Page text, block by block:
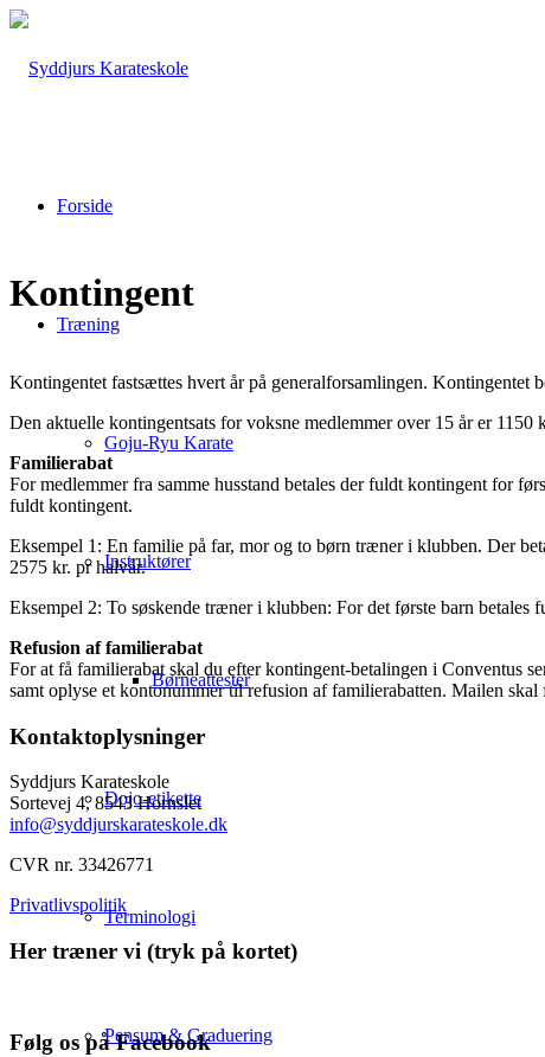
Forside
Træning
Goju-Ryu Karate
Instruktører
Børneattester
Dojo-etikette
Terminologi
Pensum & Graduering
Kontingent
Kontingentet fastsættes hvert år på generalforsamlingen. Kontingentet
Den aktuelle kontingentsats for voksne medlemmer over 15 år er
Familierabat
For medlemmer fra samme husstand betales der fuldt kontingent for
fuldt kontingent.
Eksempel 1: En familie på far, mor og to børn træner i klubben. Der
2575 kr. pr halvår.
Eksempel 2: To søskende træner i klubben: For det første barn
Refusion af familierabat
For at få familierabat skal du efter kontingent-betalingen i Conventus
samt oplyse et kontonummer til refusion af familierabatten. Mailen skal
Kontaktoplysninger
Syddjurs Karateskole
Sortevej 4,8543 Hornslet
info@syddjurskarateskole.dk
CVR nr. 33426771
Privatlivspolitik
Her træner vi (tryk på kortet)
Følg os på Facebook